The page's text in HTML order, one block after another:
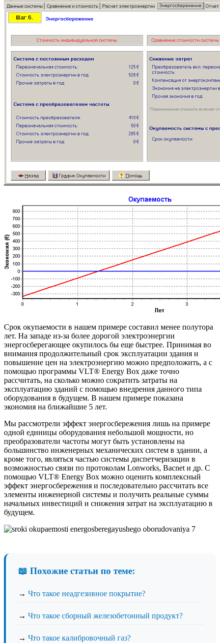
Срок окупаемости в нашем примере составил менее полутора
лет. На западе из-за более дорогой электроэнергии
энергосберегающее окупилось бы еще быстрее. Принимая во
внимания продолжительный срок эксплуатации здания и
повышение цен на электроэнергию можно предположить, а с
помощью программы VLT® Energy Box даже точно
рассчитать, на сколько можно сократить затраты на
эксплуатацию зданий с помощью внедрения данного типа
оборудования в будущем. В нашем примере показана
экономия на ближайшие 5 лет.
Мы рассмотрели эффект энергосбережения лишь на примере
одной единицы оборудования небольшой мощности, но
преобразователи частоты могут быть установлены на
большинство инженерных механических систем в здании, а
кроме того, являться частью системы диспетчеризации в
возможностью связи по протоколам Lonworks, Bacnet и др. С
помощью VLT® Energy Box можно оценить комплексный
эффект энергосбережения и последовательно рассчитать все
элементы инженерной системы и получить реальные суммы
начальных инвестиций и снижения затрат на эксплуатацию в
будущем.
📖 Похожие статьи по теме:
→ Что такое неадгезивное покрытие?
→ Что такое сборный железобетонный продукт?
→ Что такое калибровочный газ?